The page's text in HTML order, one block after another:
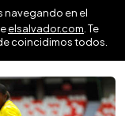
navegando en el
elsalvador.com . Te
coincidimos todos.